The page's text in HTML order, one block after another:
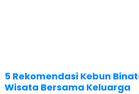
5 Rekomendasi Kebun
Wisata Bersama Keluarga